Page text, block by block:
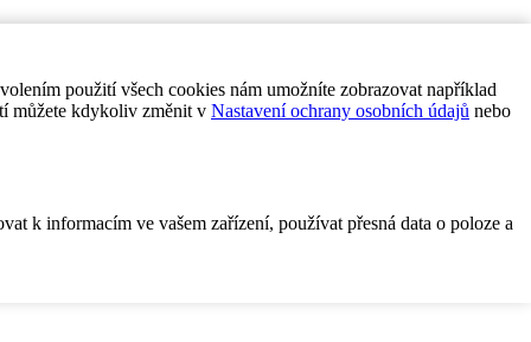
použití všech cookies nám umožníte zobrazovat například
můžete kdykoliv změnit v Nastavení ochrany osobních údajů nebo
k informacím ve vašem zařízení, používat přesná data o poloze a